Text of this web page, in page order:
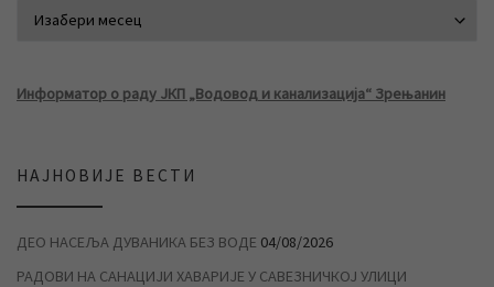
Информатор о раду ЈКП „Водовод и канализација“ Зрењанин
НАЈНОВИЈЕ ВЕСТИ
ДЕО НАСЕЉА ДУВАНИКА БЕЗ ВОДЕ 04/08/2026
РАДОВИ НА САНАЦИЈИ ХАВАРИЈЕ У САВЕЗНИЧКОЈ УЛИЦИ